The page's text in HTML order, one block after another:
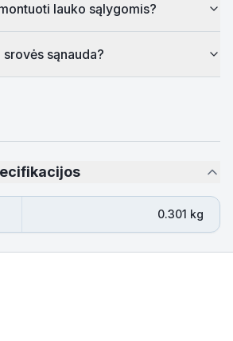
lauko sąlygomis?
sąnauda?
0.301 kg